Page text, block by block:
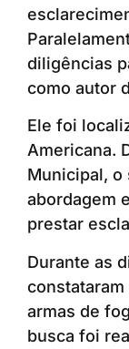
diligências
como autor
Ele foi
Americana.
Municipal, o
abordagem
prestar
Durante as
armas de
busca foi